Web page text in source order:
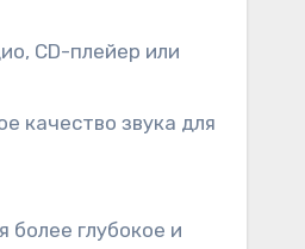
CD-плейер или
качество звука для
глубокое и